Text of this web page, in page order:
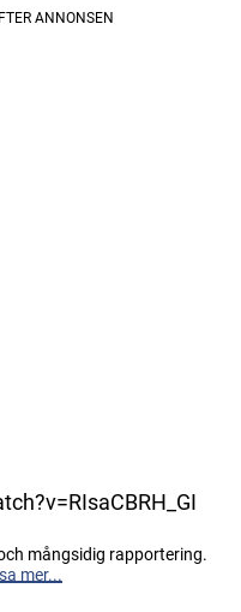
mångsidig rapportering.
mer...